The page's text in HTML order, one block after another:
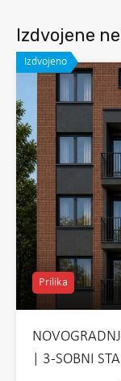
Izdvojene
Izdvojeno
Prilika
| 3-SOBNI